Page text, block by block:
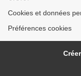
Cookies et données
Préférences cookies